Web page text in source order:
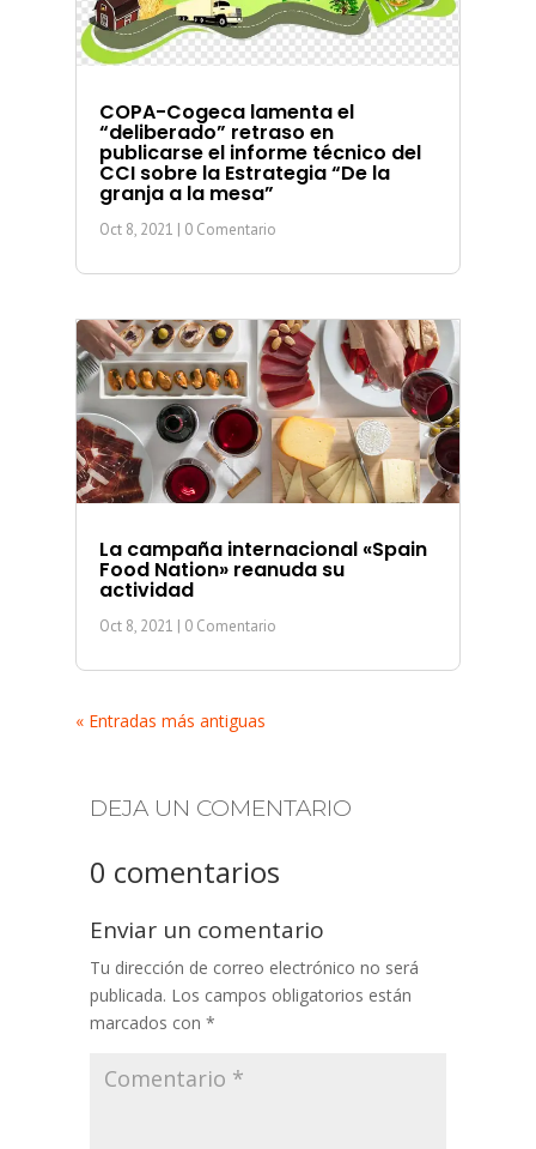
COPA-Cogeca lamenta el
“deliberado” retraso en
publicarse el informe técnico del
CCI sobre la Estrategia “De la
granja a la mesa”
Oct 8, 2021 | 0 Comentario
La campaña internacional «Spain
Food Nation» reanuda su
actividad
Oct 8, 2021 | 0 Comentario
« Entradas más antiguas
DEJA UN COMENTARIO
0 comentarios
Enviar un comentario
Tu dirección de correo electrónico no será
publicada. Los campos obligatorios están
marcados con *